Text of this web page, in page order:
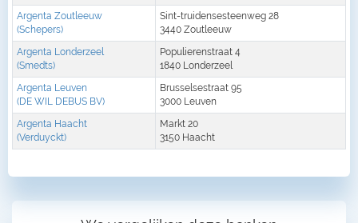
Argenta Zoutleeuw
(Schepers)
Sint-truidensesteenweg 28
3440 Zoutleeuw
Argenta Londerzeel
(Smedts)
Populierenstraat 4
1840 Londerzeel
Argenta Leuven
(DE WIL DEBUS BV)
Brusselsestraat 95
3000 Leuven
Argenta Haacht
(Verduyckt)
Markt 20
3150 Haacht